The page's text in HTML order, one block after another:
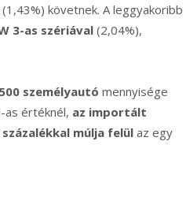
(1,43%) követnek. A leggyakoribb
3-as szériával(2,04%),
személyautó mennyisége
as értéknél, az importált
százalékkal múlja felül az egy